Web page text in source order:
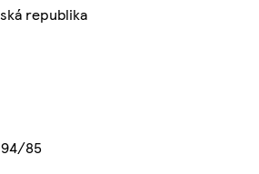
republika
85